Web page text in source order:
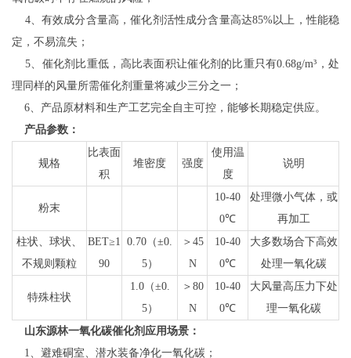
4、有效成分含量高，催化剂活性成分含量高达85%以上，性能稳
定，不易流失；
5、催化剂比重低，高比表面积让催化剂的比重只有0.68g/m³，处
理同样的风量所需催化剂重量将减少三分之一；
6、产品原材料和生产工艺完全自主可控，能够长期稳定供应。
产品参数：
规格
比表面
积
堆密度 强度
使用温
度
说明
粉末
10-40
0℃
处理微小气体，或
再加工
柱状、球状、
不规则颗粒
BET≥1
90
0.70（±0.
5）
＞45
N
10-40
0℃
大多数场合下高效
处理一氧化碳
特殊柱状
1.0（±0.
5）
＞80
N
10-40
0℃
大风量高压力下处
理一氧化碳
山东源林一氧化碳催化剂应用场景：
1、避难硐室、潜水装备净化一氧化碳；